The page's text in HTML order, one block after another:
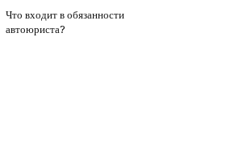
Что входит в обязанности
автоюриста?